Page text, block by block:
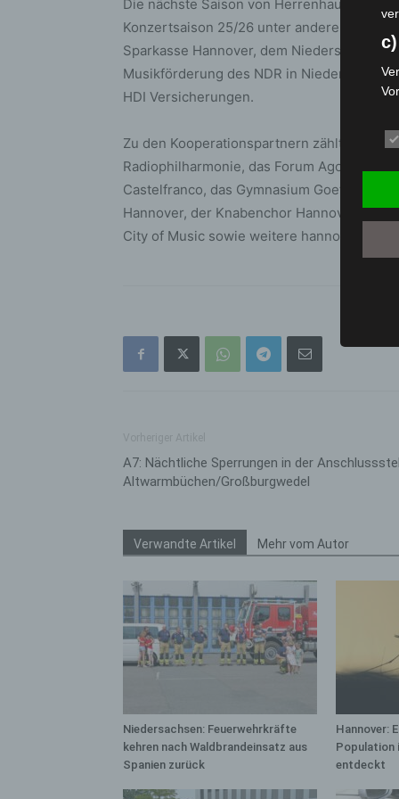
Die nächste Saison von Herrenhausen
Konzertsaison 25/26 unter anderem von
Sparkasse Hannover, dem
Musikförderung des NDR in
HDI Versicherungen.
Zu den Kooperationspartnern zählten unter
Radiophilharmonie, das Forum Agostino
Castelfranco, das Gymnasium
Hannover, der Knabenchor Hannover, das
City of Music sowie weitere hannoversche
A7: Nächtliche Sperrungen in der
Altwarmbüchen/Großburgwedel
Verwandte Artikel Mehr vom Autor
Niedersachsen: Feuerwehrkräfte
kehren nach Waldbrandeinsatz aus
Spanien zurück
Hannover:
Population
entdeckt